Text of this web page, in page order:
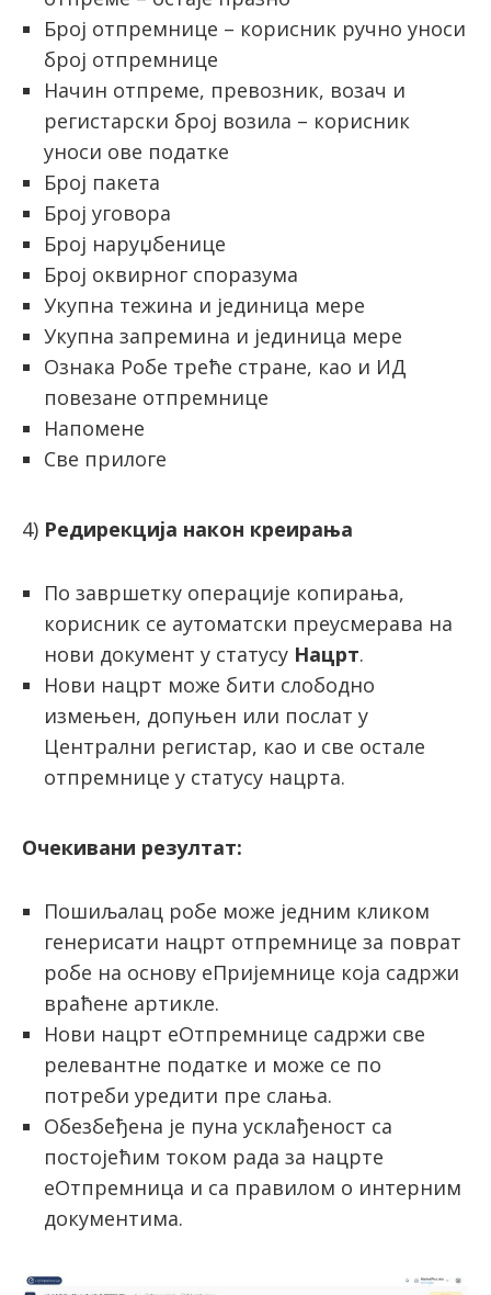
Број отпремнице – корисник ручно уноси
број отпремнице
Начин отпреме, превозник, возач и
регистарски број возила – корисник
уноси ове податке
Број пакета
Број уговора
Број наруџбенице
Број оквирног споразума
Укупна тежина и јединица мере
Укупна запремина и јединица мере
Ознака Робе треће стране, као и ИД
повезане отпремнице
Напомене
Све прилоге
4) Редирекција након креирања
По завршетку операције копирања,
корисник се аутоматски преусмерава на
нови документ у статусу Нацрт.
Нови нацрт може бити слободно
измењен, допуњен или послат у
Централни регистар, као и све остале
отпремнице у статусу нацрта.
Очекивани резултат:
Пошиљалац робе може једним кликом
генерисати нацрт отпремнице за поврат
робе на основу еПријемнице која садржи
враћене артикле.
Нови нацрт еОтпремнице садржи све
релевантне податке и може се по
потреби уредити пре слања.
Обезбеђена је пуна усклађеност са
постојећим током рада за нацрте
еОтпремница и са правилом о интерним
документима.